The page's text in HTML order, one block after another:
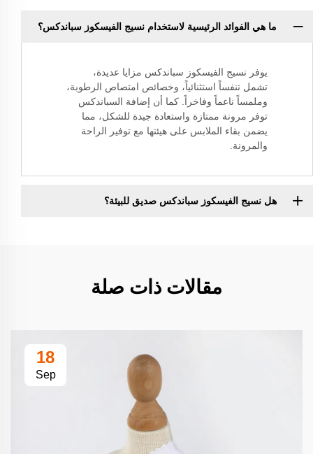
ما هي الفوائد الرئيسية لاستخدام نسيج الفيسكوز سباندكس؟
يوفر نسيج الفيسكوز سباندكس مزايا عديدة،
تشمل تنفساً استثنائياً، وخصائص امتصاص الرطوبة،
وملمساً ناعماً وفاخراً. كما أن إضافة السباندكس
توفر مرونة ممتازة واستعادة جيدة للشكل، مما
يضمن بقاء الملابس على هيئتها مع توفير الراحة
والمرونة.
هل نسيج الفيسكوز سباندكس صديق للبيئة؟
مقالات ذات صلة
18
Sep